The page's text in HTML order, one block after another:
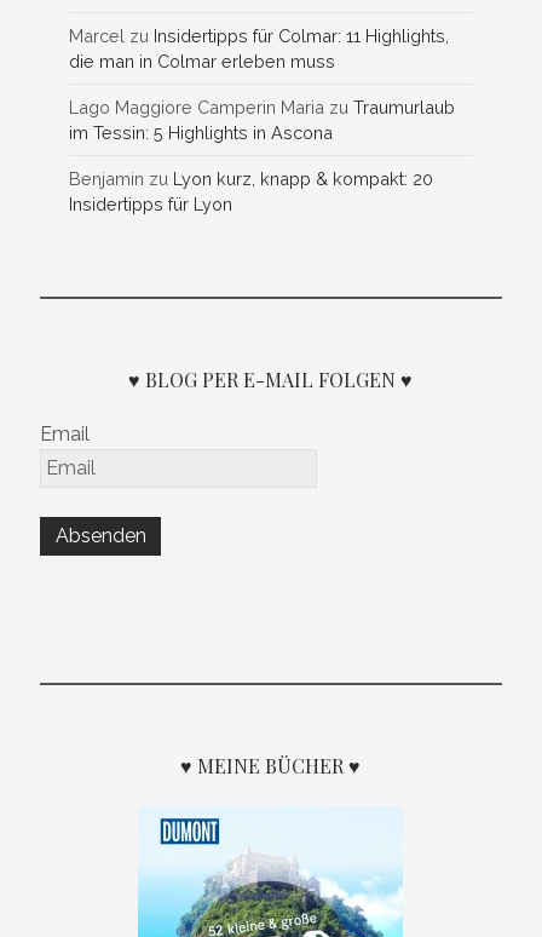
Marcel zu Insidertipps für Colmar: 11 Highlights,
die man in Colmar erleben muss
Lago Maggiore Camperin Maria zuTraumurlaub
im Tessin: 5 Highlights in Ascona
Benjamin zu Lyon kurz, knapp & kompakt: 20
Insidertipps für Lyon
♥ BLOG PER E-MAIL FOLGEN ♥
Email
♥ MEINE BÜCHER ♥